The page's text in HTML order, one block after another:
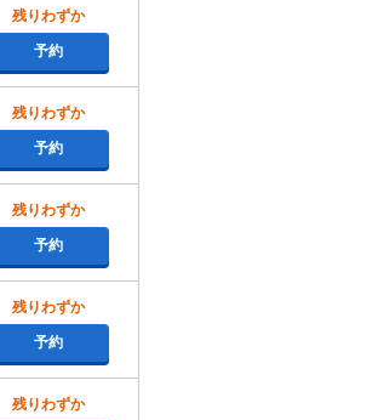
残りわずか
予約
残りわずか
予約
残りわずか
予約
残りわずか
予約
残りわずか